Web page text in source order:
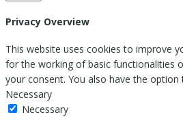
Privacy Overview
This website uses cookies to improve
for the working of basic functionalities
your consent. You also have the
Necessary
Necessary